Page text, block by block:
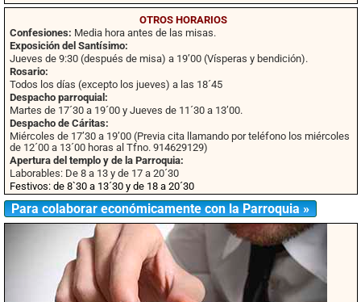
OTROS HORARIOS
Confesiones: Media hora antes de las misas.
Exposición del Santísimo:
Jueves de 9:30 (después de misa) a 19’00 (Vísperas y bendición).
Rosario:
Todos los días (excepto los jueves) a las 18´45
Despacho parroquial:
Martes de 17´30 a 19´00 y Jueves de 11´30 a 13’00.
Despacho de Cáritas:
Miércoles de 17’30 a 19’00 (Previa cita llamando por teléfono los miércoles
de 12´00 a 13´00 horas al Tfno. 914629129)
Apertura del templo y de la Parroquia:
Laborables: De 8 a 13 y de 17 a 20´30
Festivos: de 8`30 a 13´30 y de 18 a 20´30
Para colaborar económicamente con la Parroquia »